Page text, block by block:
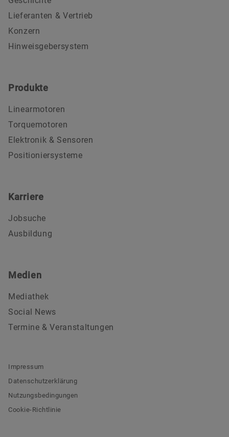
Lieferanten & Vertrieb
Konzern
Hinweisgebersystem
Produkte
Linearmotoren
Torquemotoren
Elektronik & Sensoren
Positioniersysteme
Karriere
Jobsuche
Ausbildung
Medien
Mediathek
Social News
Termine & Veranstaltungen
Impressum
Datenschutzerklärung
Nutzungsbedingungen
Cookie-Richtlinie